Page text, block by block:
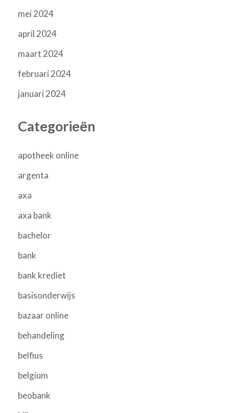
mei 2024
april 2024
maart 2024
februari 2024
januari 2024
Categorieën
apotheek online
argenta
axa
axa bank
bachelor
bank
bank krediet
basisonderwijs
bazaar online
behandeling
belfius
belgium
beobank